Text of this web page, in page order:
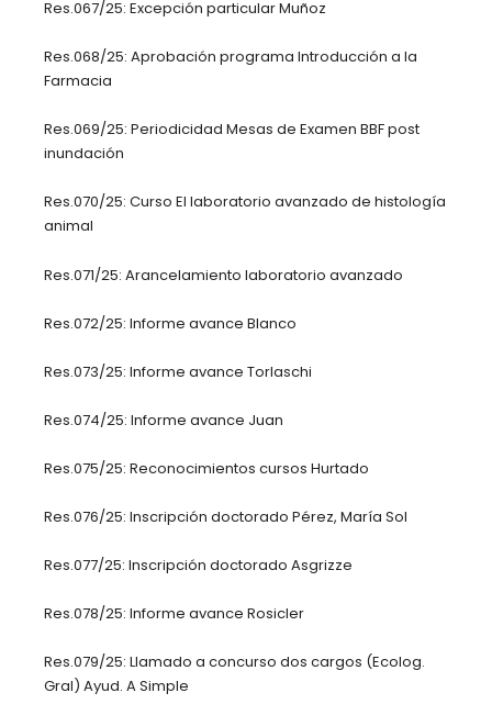
Res.067/25: Excepción particular Muñoz
Res.068/25: Aprobación programa Introducción a la
Farmacia
Res.069/25: Periodicidad Mesas de Examen BBF post
inundación
Res.070/25: Curso El laboratorio avanzado de histología
animal
Res.071/25: Arancelamiento laboratorio avanzado
Res.072/25: Informe avance Blanco
Res.073/25: Informe avance Torlaschi
Res.074/25: Informe avance Juan
Res.075/25: Reconocimientos cursos Hurtado
Res.076/25: Inscripción doctorado Pérez, María Sol
Res.077/25: Inscripción doctorado Asgrizze
Res.078/25: Informe avance Rosicler
Res.079/25: Llamado a concurso dos cargos (Ecolog.
Gral) Ayud. A Simple